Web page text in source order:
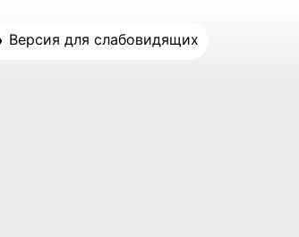
Версия для слабовидящих